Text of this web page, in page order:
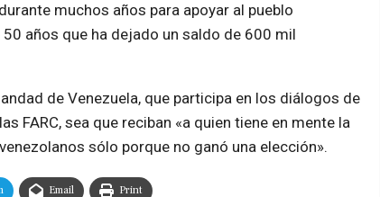
muchos años para apoyar al pueblo
años que ha dejado un saldo de 600 mil
de Venezuela, que participa en los diálogos de
FARC, sea que reciban «a quien tiene en mente la
sólo porque no ganó una elección».
Email Print